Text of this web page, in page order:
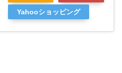
Yahooショッピング